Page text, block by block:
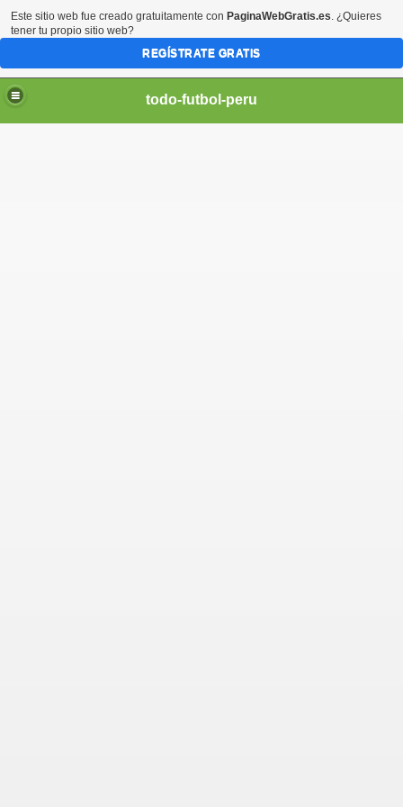
todo-futbol-peru
Este sitio web fue creado gratuitamente con PaginaWebGratis.es. ¿Quieres
tener tu propio sitio web?
REGÍSTRATE GRATIS